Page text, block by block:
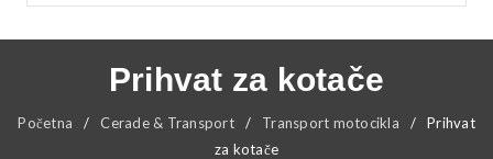
Prihvat za kotače
Početna / Cerade & Transport / Transport motocikla /
Prihvat
za kotače